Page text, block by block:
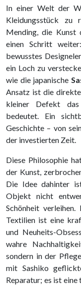
In einer Welt der
Kleidungsstück zu
Mending, die Kunst
einen Schritt
bewusstes
ein Loch zu
wie die japanische
Ansatz ist die
kleiner Defekt
bedeutet. Ein
Geschichte – von
der investierten Zeit.
Diese Philosophie
der Kunst,
Die Idee dahinter
Objekt nicht
Schönheit
Textilien ist eine
und Neuheits-
wahre
sondern in der
mit Sashiko
Reparatur; es ist